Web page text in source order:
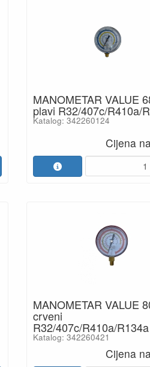
MANOMETAR VALUE
plavi R32/407c/R410a/
Katalog: 342260124
Cijena
MANOMETAR VALUE
crveni
R32/407c/R410a/R134a
Katalog: 342260421
Cijena